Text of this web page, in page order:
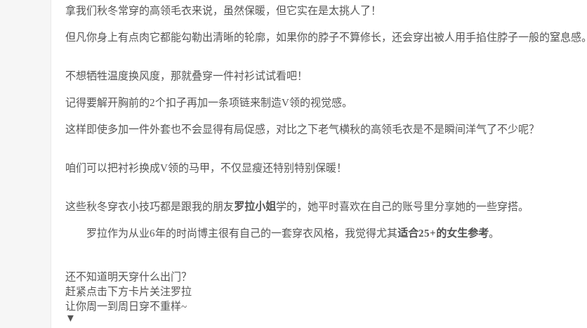
拿我们秋冬常穿的高领毛衣来说，虽然保暖，但它实在是太挑人了！
但凡你身上有点肉它都能勾勒出清晰的轮廓，如果你的脖子不算修长，还会穿出被人用手掐住脖子一般的窒息感。
不想牺牲温度换风度，那就叠穿一件衬衫试试看吧！
记得要解开胸前的2个扣子再加一条项链来制造V领的视觉感。
这样即使多加一件外套也不会显得有局促感，对比之下老气横秋的高领毛衣是不是瞬间洋气了不少呢？
咱们可以把衬衫换成V领的马甲，不仅显瘦还特别特别保暖！
这些秋冬穿衣小技巧都是跟我的朋友罗拉小姐 学的，她平时喜欢在自己的账号里分享她的一些穿搭。
罗拉作为从业6年的时尚博主很有自己的一套穿衣风格，我觉得尤其适合25+的女生参考。
还不知道明天穿什么出门？
赶紧点击下方卡片关注罗拉
让你周一到周日穿不重样~
▼